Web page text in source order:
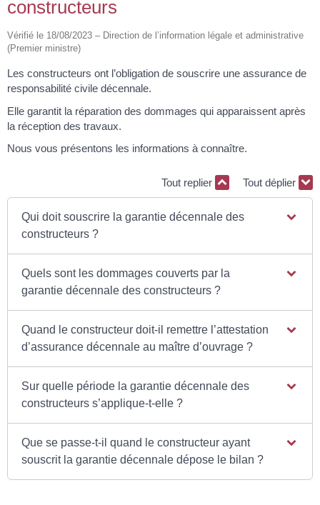
constructeurs
Vérifié le 18/08/2023 – Direction de l’information légale et administrative
(Premier ministre)
Les constructeurs ont l’obligation de souscrire une assurance de
responsabilité civile décennale.
Elle garantit la réparation des dommages qui apparaissent après
la réception des travaux.
Nous vous présentons les informations à connaître.
Tout replier Tout déplier
Qui doit souscrire la garantie décennale des
constructeurs ?
Quels sont les dommages couverts par la
garantie décennale des constructeurs ?
Quand le constructeur doit-il remettre l’attestation
d’assurance décennale au maître d’ouvrage ?
Sur quelle période la garantie décennale des
constructeurs s’applique-t-elle ?
Que se passe-t-il quand le constructeur ayant
souscrit la garantie décennale dépose le bilan ?